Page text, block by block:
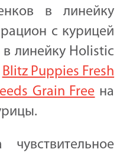
в линейку
с курицей
в линейку Holistic
Blitz Puppies Fresh
Grain Free на